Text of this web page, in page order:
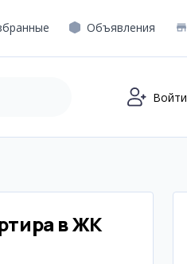
Объявления
Войти
в ЖК